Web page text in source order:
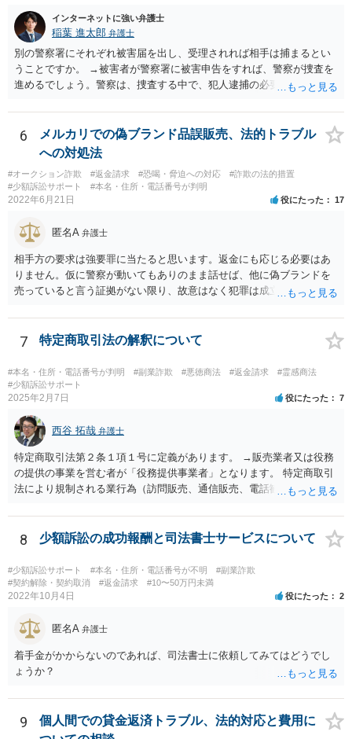
ばいいだけの話だと思いますし、残っていないのであれば、第三者に
送金をされたか、引き出されたどちらかだと思います。第三者に送金
をされてしまっているのであれば、その資金を送金先に返金を求める
などの措置を講じる必要があるのではないでしょうか。
インターネットに強い弁護士
稲葉 進太郎 弁護士
別の警察署にそれぞれ被害届を出し、受理されれば相手は捕まるとい
うことですか。 →被害者が警察署に被害申告をすれば、警察が捜査を
進めるでしょう。警察は、捜査する中で、犯人逮捕の必要と理由があ
進行するでしょう。捜査の結果、検察官において起訴の必要があると
判断されれば、起訴されて公判となり、裁判官において有罪と判断さ
れれば有罪判決となるでしょう。捜査の結果、検察官において起訴の
必要があると判断されなければ、不起訴処分となり終了するでしょ
う。
6
メルカリでの偽ブランド品誤販売、法的トラブル
への対処法
#オークション詐欺 #返金請求 #恐喝・脅迫への対応
#詐欺の法的措置
#少額訴訟サポート
#本名・住所・電話番号が判明
2022年6月21日 役にたった 17
匿名A 弁護士
相手方の要求は強要罪に当たると思います。返金にも応じる必要はあ
りません。仮に警察が動いてもありのまま話せば、他に偽ブランドを
売っていると言う証拠がない限り、故意はなく犯罪は成立しないと判
す。本当にブランド品がほしくて損したと思うだけなら元の金額の返
金しか求めないはずですし、靴の機能性に問題がないなら「ブランド
品じゃないから履いていかなかった」という主張もまず通りません。
7 特定商取引法の解釈について
#本名・住所・電話番号が判明 #副業詐欺 #悪徳商法 #返金請求
#霊感商法
#少額訴訟サポート
2025年2月7日 役にたった 7
西谷 拓哉 弁護士
特定商取引法第２条１項１号に定義があります。 →販売業者又は役務
の提供の事業を営む者が「役務提供事業者」となります。 特定商取引
法により規制される業行為（訪問販売、通信販売、電話勧誘販売な
を守る必要があります。
8 少額訴訟の成功報酬と司法書士サービスについて
#少額訴訟サポート #本名・住所・電話番号が不明
#副業詐欺
#契約解除・契約取消
#返金請求 #10〜50万円未満
2022年10月4日 役にたった 2
匿名A 弁護士
着手金がかからないのであれば、司法書士に依頼してみてはどうでし
ょうか？
9
個人間での貸金返済トラブル、法的対応と費用に